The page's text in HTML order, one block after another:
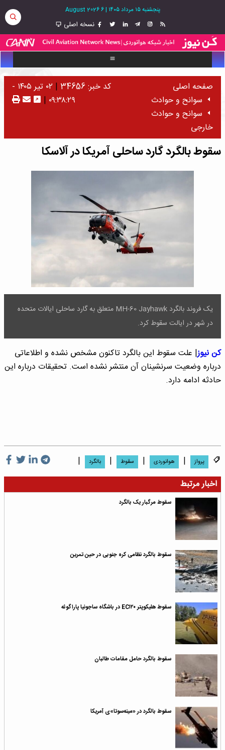
پنجشنبه ۱۵ مرداد ۱۴۰۵ |
6 August 2026
نسخه اصلی
صفحه اصلی
سوانح و حوادث
سوانح و حوادث
خارجی
کد خبر: 34656 |
۰۲ تیر ۱۴۰۵ -
۰۹:۳۸:۲۹ |
سقوط بالگرد گارد ساحلی آمریکا در آلاسکا
یک فروند بالگرد MH-60 Jayhawk متعلق به گارد ساحلی ایالات متحده
در شهر در ایالت سقوط کرد.
کن نیوز| علت سقوط این بالگرد تاکنون مشخص نشده و اطلاعاتی
درباره وضعیت سرنشینان آن منتشر نشده است. تحقیقات درباره این
حادثه ادامه دارد.
پرواز | هوانوردی | سقوط | بالگرد
|
اخبار مرتبط
سقوط مرگبار یک بالگرد
سقوط بالگرد نظامی کره جنوبی در حین تمرین
سقوط هلیکوپتر EC۱۲۰ در باشگاه ساجونیا پاراگوئه
سقوط بالگرد حامل مقامات طالبان
سقوط بالگرد در «مینه‌سوتا»ی آمریکا